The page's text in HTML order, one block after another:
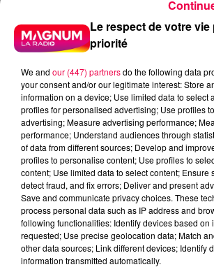
5 août 2026
Des assiettes Linvosges
excès de plomb
Du plomb a été détecté dans deux
céramique vendues entre 2020 et
Le respect de votre
priorité
We and our (447) partnersdo the following data
your consent and/or our legitimate interest: Store
information on a device; Use limited data to select
profiles for personalised advertising; Use profiles
advertising; Measure advertising performance;
performance; Understand audiences through
of data from different sources; Develop and
profiles to personalise content; Use profiles to
content; Use limited data to select content; Ensure
detect fraud, and fix errors; Deliver and present
Save and communicate privacy choices. These
process personal data such as IP address and
following functionalities: Identify devices based on
requested; Use precise geolocation data; Match
other data sources; Link different devices; Identify
information transmitted automatically.